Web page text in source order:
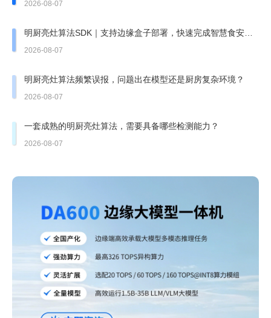
2026-08-07
明厨亮灶算法SDK｜支持边缘盒子部署，快速完成智慧食安改
造
2026-08-07
明厨亮灶算法频繁误报，问题出在模型还是厨房复杂环境？
2026-08-07
一套成熟的明厨亮灶算法，需要具备哪些检测能力？
2026-08-07